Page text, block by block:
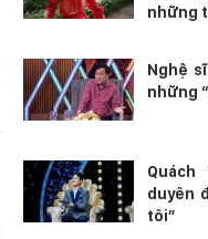
những
Nghệ
những
duyên
tôi”